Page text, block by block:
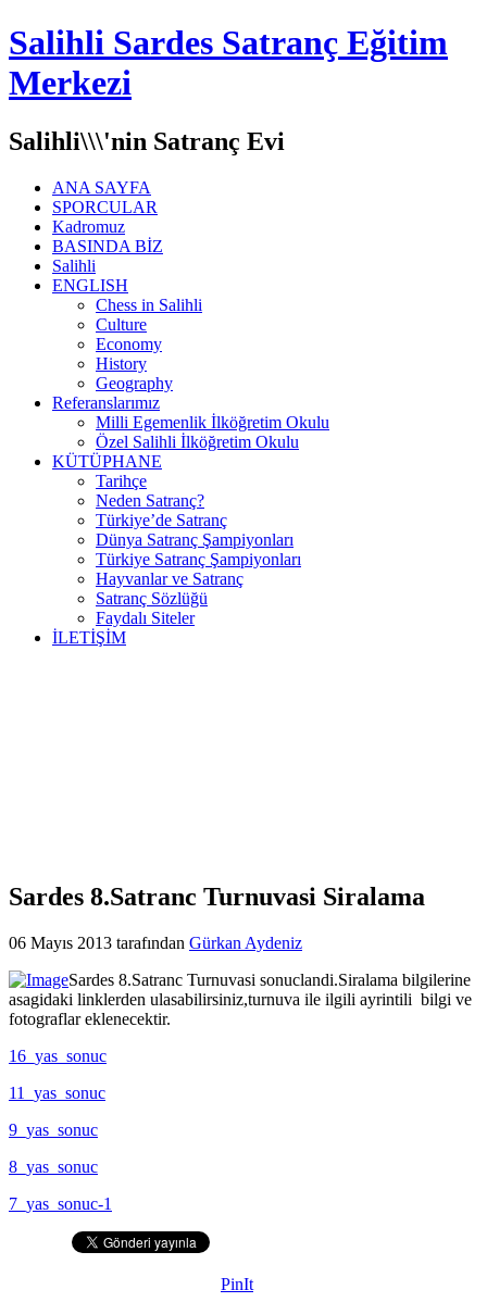
Salihli Sardes Satranç Eğitim
Merkezi
Salihli\\\'nin Satranç Evi
ANA SAYFA
SPORCULAR
Kadromuz
BASINDA BİZ
Salihli
ENGLISH
Chess in Salihli
Culture
Economy
History
Geography
Referanslarımız
Milli Egemenlik İlköğretim Okulu
Özel Salihli İlköğretim Okulu
KÜTÜPHANE
Tarihçe
Neden Satranç?
Türkiye’de Satranç
Dünya Satranç Şampiyonları
Türkiye Satranç Şampiyonları
Hayvanlar ve Satranç
Satranç Sözlüğü
Faydalı Siteler
İLETİŞİM
Sardes 8.Satranc Turnuvasi Siralama
06 Mayıs 2013 tarafından Gürkan Aydeniz
Sardes 8.Satranc Turnuvasi sonuclandi.Siralama bilgilerine
asagidaki linklerden ulasabilirsiniz,turnuva ile ilgili ayrintili bilgi ve
fotograflar eklenecektir.
16_yas_sonuc
11_yas_sonuc
9_yas_sonuc
8_yas_sonuc
7_yas_sonuc-1
PinIt